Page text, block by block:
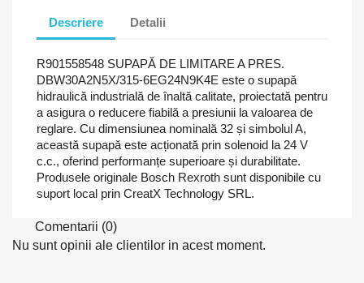
Descriere Detalii
R901558548 SUPAPĂ DE LIMITARE A PRES.
DBW30A2N5X/315-6EG24N9K4E este o supapă
hidraulică industrială de înaltă calitate, proiectată pentru
a asigura o reducere fiabilă a presiunii la valoarea de
reglare. Cu dimensiunea nominală 32 și simbolul A,
această supapă este acționată prin solenoid la 24 V
c.c., oferind performanțe superioare și durabilitate.
Produsele originale Bosch Rexroth sunt disponibile cu
suport local prin CreatX Technology SRL.
Comentarii (0)
Nu sunt opinii ale clientilor in acest moment.